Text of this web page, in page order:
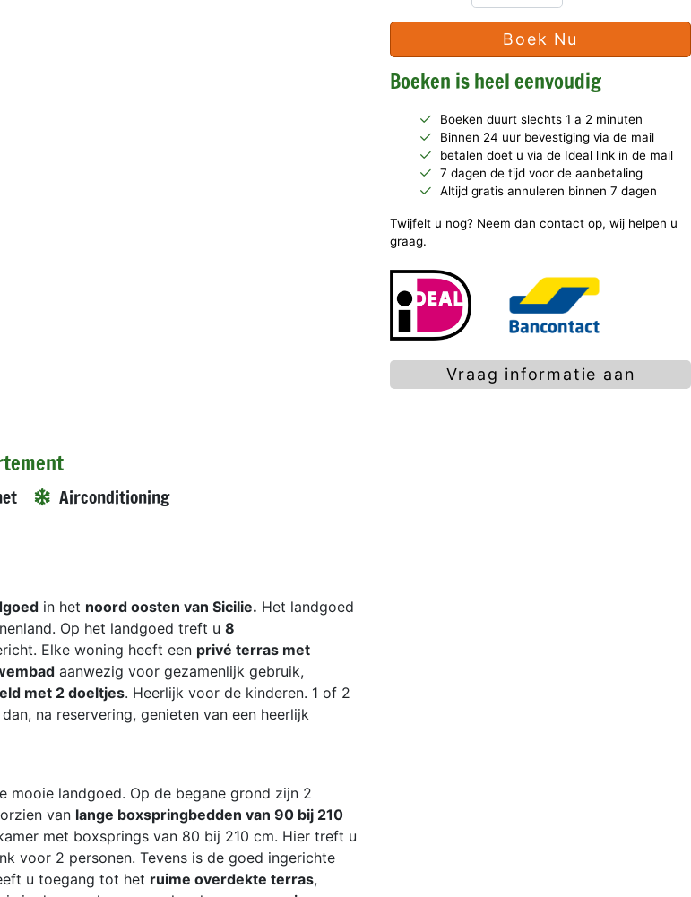
Airconditioning
in het noord oosten van Sicilie. Het landgoed
Op het landgoed treft u 8
Elke woning heeft een privé terras met
aanwezig voor gezamenlijk gebruik,
met 2 doeltjes. Heerlijk voor de kinderen. 1 of 2
na reservering, genieten van een heerlijk
mooie landgoed. Op de begane grond zijn 2
van lange boxspringbedden van 90 bij 210
met boxsprings van 80 bij 210 cm. Hier treft u
voor 2 personen. Tevens is de goed ingerichte
u toegang tot het ruime overdekte terras,
Boek Nu
Boeken is heel eenvoudig
Boeken duurt slechts 1 a 2 minuten
Binnen 24 uur bevestiging via de mail
betalen doet u via de Ideal link in de mail
7 dagen de tijd voor de aanbetaling
Altijd gratis annuleren binnen 7 dagen
Twijfelt u nog? Neem dan contact op, wij helpen u
graag.
Vraag informatie aan